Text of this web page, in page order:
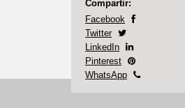
Compartir:
Facebook
Twitter
LinkedIn
Pinterest
WhatsApp